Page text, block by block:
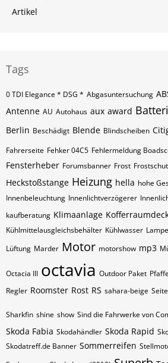
Artikel
Tags
0 TDI Elegance * DSG * Abgasuntersuchung
Antenne AU Autohaus aux award
Berlin Beschädigt Blende Blindscheiben
Fahrerseite Fehker 04C5 Fehlermeldung
Fensterheber Forumsbanner Frost
Heckstoßstange Heizung hella hohe
Innenbeleuchtung Innenlichtverzögerer
kaufberatung Klimaanlage
Kühlmittelausgleichsbehälter Kühlwasser Lampe
Lüftung Marder Motor motorshow mp3
Octacia III octavia Outdoor Paket
Regler Roomster Rost RS sahara-beige
Sharkfin shine show Sind die Fahrwerke von
Skoda Fabia Skodahändler Skoda Rapid
Skodatreff.de Banner Sommerreifen